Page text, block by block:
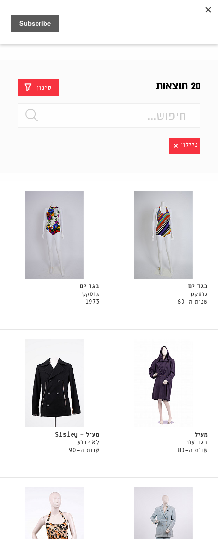
20 תוצאות סינון
ניילון
בגד ים
גוטקס
שנות ה-60
בגד ים
גוטקס
1973
מעיל
בגד עור
שנות ה-80
מעיל - Sisley
לא ידוע
שנות ה-90